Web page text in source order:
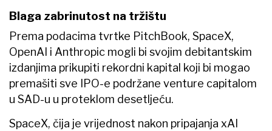
Blaga zabrinutost na tržištu
Prema podacima tvrtke PitchBook, SpaceX,
OpenAI i Anthropic mogli bi svojim debitantskim
izdanjima prikupiti rekordni kapital koji bi mogao
premašiti sve IPO-e podržane venture capitalom
u SAD-u u proteklom desetljeću.
SpaceX, čija je vrijednost nakon pripajanja xAI